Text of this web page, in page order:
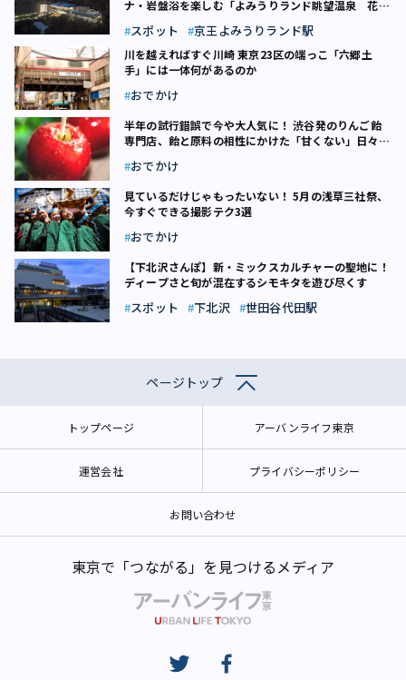
ナ・岩盤浴を楽しむ「よみうりランド眺望温泉 花景
スポット 京王よみうりランド駅
川を越えればすぐ川崎 東京23区の端っこ「六郷土
手」には一体何があるのか
おでかけ
半年の試行錯誤で今や大人気に！ 渋谷発のりんご飴
専門店、飴と原料の相性にかけた「甘くない」日々と
おでかけ
見ているだけじゃもったいない！ 5月の浅草三社祭、
今すぐできる撮影テク3選
おでかけ
【下北沢さんぽ】新・ミックスカルチャーの聖地に！
ディープさと旬が混在するシモキタを遊び尽くす
スポット 下北沢 世田谷代田駅
ページトップ
トップページ アーバンライフ東京
運営会社 プライバシーポリシー
お問い合わせ
東京で「つながる」を見つけるメディア